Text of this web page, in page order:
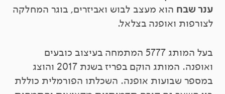
ענר שבח הוא מעצב לבוש ואביזרים, בוגר המחלקה
לצורפות ואופנה בצלאל.
בעל המותג 5777 המתמחה בעיצוב כובעים
ואופנה. המותג הוקם בפריז בשנת 2017 והוצג
במספר שבועות אופנה. השכלתו הפורמלית כוללת